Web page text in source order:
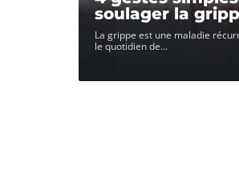
soulager la
La grippe est une maladie
le quotidien de…